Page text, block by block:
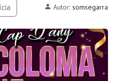
Autor: somsegarra